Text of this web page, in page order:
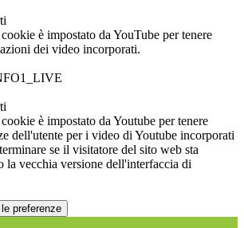
è impostato da YouTube per tenere
dei video incorporati.
è impostato da Youtube per tenere
dell'utente per i video di Youtube incorporati
se il visitatore del sito web sta
la vecchia versione dell'interfaccia di
preferenze